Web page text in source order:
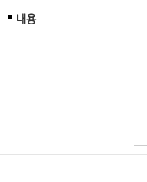
내용